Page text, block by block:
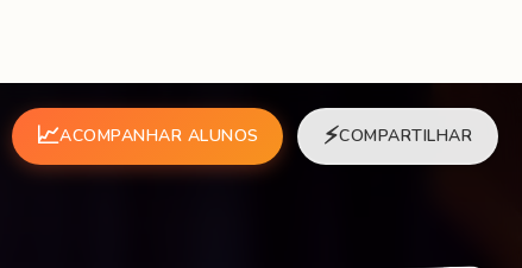
📈ACOMPANHAR ALUNOS ⚡COMPARTILHAR